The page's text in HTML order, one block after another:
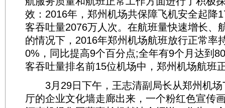
效：2016年，郑州机场共保障飞机安全起降
客吞吐量2076万人次。在航班量快速增长、
的情况下，2016年郑州机场航班放行正常率
0%，同比提高9个百分点;全年有9个月达到
客吞吐量排名前15位机场中，郑州机场航班
3月29日下午，王志清副局长从郑州机场
厅的企业文化墙走廊出来，一个粉红色宣传